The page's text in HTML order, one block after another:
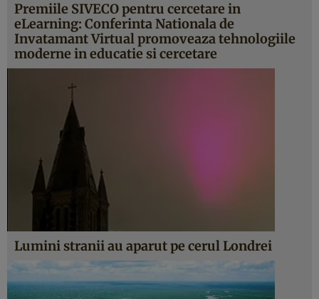
Premiile SIVECO pentru cercetare in
eLearning: Conferinta Nationala de
Invatamant Virtual promoveaza tehnologiile
moderne in educatie si cercetare
Lumini stranii au aparut pe cerul Londrei